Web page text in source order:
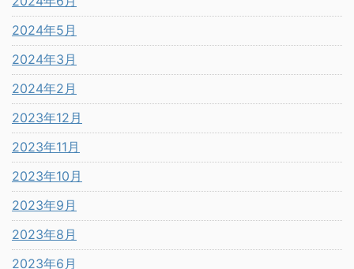
2024年5月
2024年3月
2024年2月
2023年12月
2023年11月
2023年10月
2023年9月
2023年8月
2023年6月